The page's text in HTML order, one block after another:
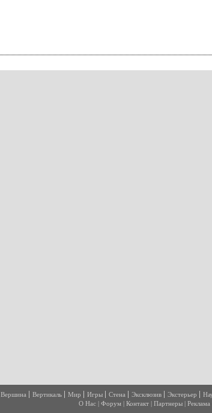
Вершина Вертикаль Мир Игры Стена Эксклюзив Экстерьер
О Нас | Форум | Контакт | Партнеры | Реклама